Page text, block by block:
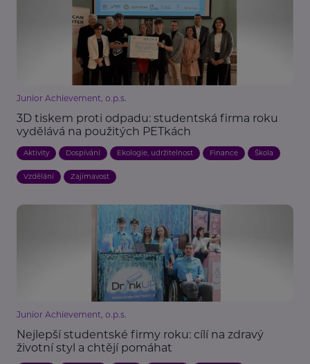
Junior Achievement, o.p.s.
3D tiskem proti odpadu: studentská firma roku
vydělává na použitých PETkách
Aktivity Dospívání Ekologie, udržitelnost Finance Škola
Vzdělání Zajímavost
Junior Achievement, o.p.s.
Nejlepší studentské firmy roku: cílí na zdravý
životní styl a chtějí pomáhat